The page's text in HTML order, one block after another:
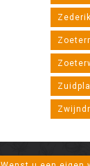
Zederik